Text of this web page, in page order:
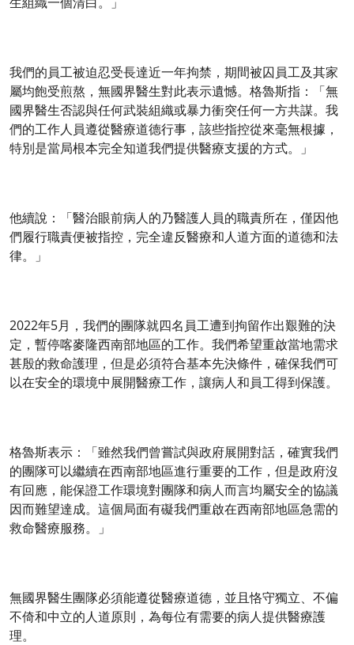
我們的員工被迫忍受長達近一年拘禁，期間被囚員工及其家
屬均飽受煎熬，無國界醫生對此表示遺憾。格魯斯指：「無
國界醫生否認與任何武裝組織或暴力衝突任何一方共謀。我
們的工作人員遵從醫療道德行事，該些指控從來毫無根據，
特別是當局根本完全知道我們提供醫療支援的方式。」
他續說：「醫治眼前病人的乃醫護人員的職責所在，僅因他
們履行職責便被指控，完全違反醫療和人道方面的道德和法
律。」
2022年5月，我們的團隊就四名員工遭到拘留作出艱難的決
定，暫停喀麥隆西南部地區的工作。我們希望重啟當地需求
甚殷的救命護理，但是必須符合基本先決條件，確保我們可
以在安全的環境中展開醫療工作，讓病人和員工得到保護。
格魯斯表示：「雖然我們曾嘗試與政府展開對話，確實我們
的團隊可以繼續在西南部地區進行重要的工作，但是政府沒
有回應，能保證工作環境對團隊和病人而言均屬安全的協議
因而難望達成。這個局面有礙我們重啟在西南部地區急需的
救命醫療服務。」
無國界醫生團隊必須能遵從醫療道德，並且恪守獨立、不偏
不倚和中立的人道原則，為每位有需要的病人提供醫療護
理。